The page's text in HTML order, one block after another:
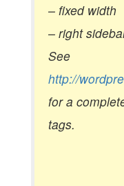
– fixed width
– right
See
http://
for a
tags.